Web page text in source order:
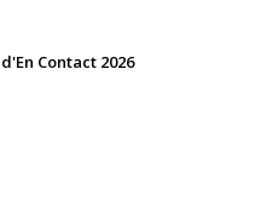
Contact 2026